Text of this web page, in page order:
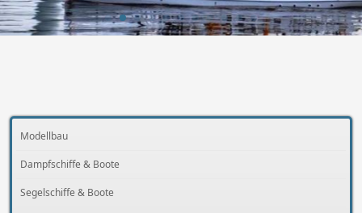
Modellbau
Dampfschiffe & Boote
Segelschiffe & Boote